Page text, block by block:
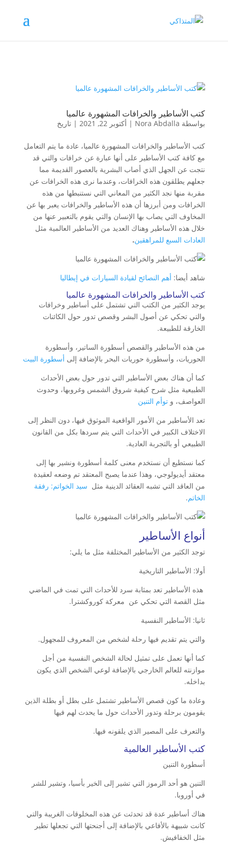
كتب الأساطير والخرافات المشهورة عالميا
بواسطة Nora Abdalla
| أكتوبر 22, 2021 | تاريخ
كتب الأساطير والخرافات المشهورة عالميا، عادة ما يتم التعامل
مع كافة كتب الأساطير على أنها عبارة عن خرافات والتي قد
نتجت عن الجهل الذي أصاب البشرية بالعصور القديمة مما
جعلهم يطلقون هذه الخرافات، وعندما نرى هذه الخرافات عن
مقربة منها نجد الكثير من المعاني التي نستنبطها من هذه
الخرافات ومن أبرزها أن هذه الأساطير والخرافات يعبر بها عن
المخاوف التي يصاب بها الإنسان والتي يقوم بالتعبير عنها من
خلال هذه الأساطير وهناك العديد من الأساطير العالمية مثل
العادات السبع للمراهقين.
شاهد أيضا: أهم النصائح لقيادة السيارات في إيطاليا
كتب الأساطير والخرافات المشهورة عالميا
يوجد الكثير من الكتب التي تشتمل على أساطير وخرافات
والتي تحكي عن أصول البشر وقصص تدور حول الكائنات
الخارقة للطبيعة.
من هذه الأساطير والقصص أسطورة الساتير، وأسطورة
الحوريات، وأسطورة حوريات البحر بالإضافة إلى أسطورة البيت
كما أن هناك بعض الأساطير التي تدور حول بعض الأحداث
الطبيعية مثل شرح كيفية شروق الشمس وغروبها، وحدوث
العواصف، و توأم التنين
تعد الأساطير من الأمور الواقعية الموثوق فيها، دون النظر إلى
الاختلاف الكبير في الأحداث التي يتم سردها بكل من القانون
الطبيعي أو بالتجربة العادية.
كما نستطيع أن نستخدم معنى كلمة أسطورة ونشير بها إلى
معتقد أيديولوجي، وهذا عندما يصبح المعتقد تم وضعه لعقيدة
من العاقد التي تشبه العقائد الدينية مثل سيد الخواتم: رفقة
الخاتم.
أنواع الأساطير
توجد الكثير من الأساطير المختلفة مثل ما يلي:
أولا: الأساطير التاريخية
هذه الأساطير تعد بمثابة سرد للأحداث التي تمت في الماضي
مثل القصة التي تحكي عن معركة كوروكشترا.
ثانيا: الأساطير النفسية
والتي يتم تقديم فيها رحلة لشخص من المعروف للمجهول.
كما أنها تعمل على تمثيل لحالة الشخص النفسية من أجل
موازنته للعالم الخارجي بالإضافة لوعي الشخص الذي يكون
بداخله.
وعادة ما كون قصص الأساطير تشتمل على بطل أو بطلة الذين
يقومون برحلة وتدور الأحداث حول ما يحدث لهم فيها
والتعرف على المصير الذي يلقونه فيها.
كتب الأساطير العالمية
أسطورة التنين
التنين هو أحد الرموز التي تشير إلى الخير بأسيا، وتشير للشر
في أوروبا.
هناك أساطير عدة قد تحدثت عن هذه المخلوقات الغريبة والتي
كانت شبيهة بالأفاعي بالإضافة إلى أجنحتها التي تجعلها تطير
مثل الخفافيش.